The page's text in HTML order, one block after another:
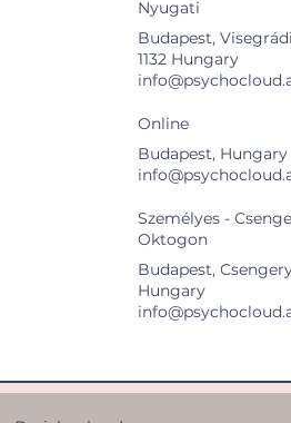
Nyugati
Budapest,
1132 Hungary
Online
Budapest, Hungary
Személyes -
Oktogon
Budapest,
Hungary